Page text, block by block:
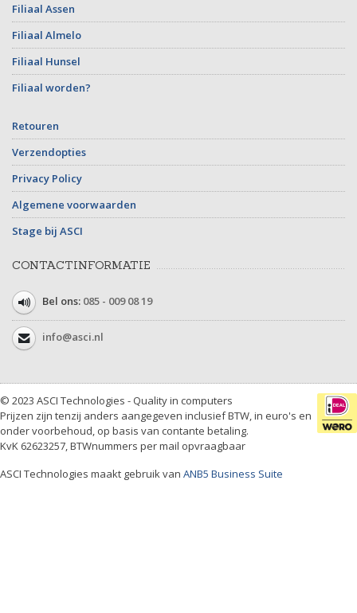
Filiaal Assen
Filiaal Almelo
Filiaal Hunsel
Filiaal worden?
Retouren
Verzendopties
Privacy Policy
Algemene voorwaarden
Stage bij ASCI
CONTACTINFORMATIE
Bel ons: 085 - 009 08 19
info@asci.nl
© 2023 ASCI Technologies - Quality in computers
Prijzen zijn tenzij anders aangegeven inclusief BTW, in euro's en
onder voorbehoud, op basis van contante betaling.
KvK 62623257, BTWnummers per mail opvraagbaar
ASCI Technologies maakt gebruik van ANB5 Business Suite